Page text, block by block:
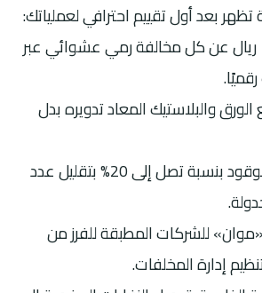
بعد أول تقييم احترافي لعملياتك:
1. تجنب غرامة 1000 ريال عن كل مخالفة رمي عشوائي عبر
والبلاستيك المعاد تدويره بدل
3. خفض استهلاك الوقود بنسبة تصل إلى 20% بتقليل عدد
للشركات المطبقة للفرز من
إدارة المخلفات.